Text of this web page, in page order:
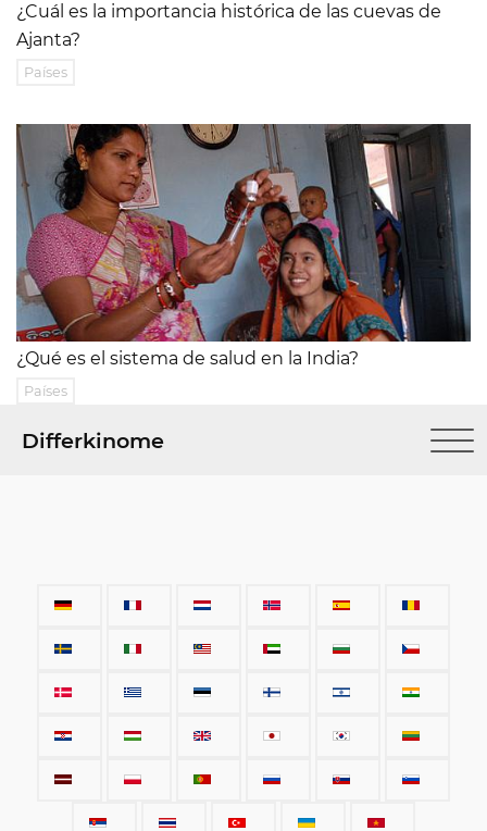
¿Cuál es la importancia histórica de las cuevas de
Ajanta?
Países
¿Qué es el sistema de salud en la India?
Países
Differkinome